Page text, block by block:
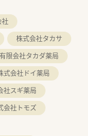
社
株式会社タカサ
有限会社タカダ薬局
式会社ドイ薬局
社スギ薬局
会社トモズ